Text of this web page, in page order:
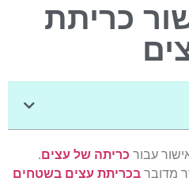
כריתת
כריתה של עצים.
בכריתת עצים בשטחים